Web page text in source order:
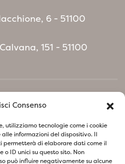
Consenso
utilizziamo tecnologie come i cookie
informazioni del dispositivo. Il
permetterà di elaborare dati come il
ID unici su questo sito. Non
può influire negativamente su alcune
6 - 51100
151 - 51100
sozialen Netzwerken